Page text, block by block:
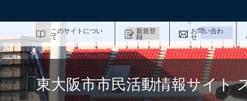
このサイトについ
て
新規登
録
お問い合わ
せ
東大阪市市民活動情報サイト